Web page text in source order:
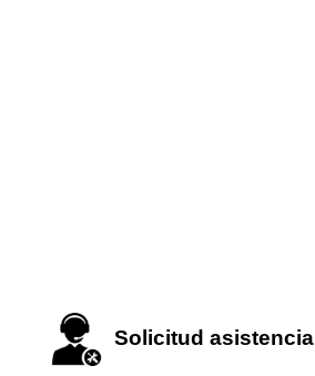
Solicitud asistencia